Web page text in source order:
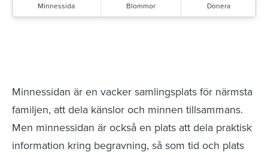
Minnessida Blommor Donera
Minnessidan är en vacker samlingsplats för närmsta
familjen, att dela känslor och minnen tillsammans.
Men minnessidan är också en plats att dela praktisk
information kring begravning, så som tid och plats